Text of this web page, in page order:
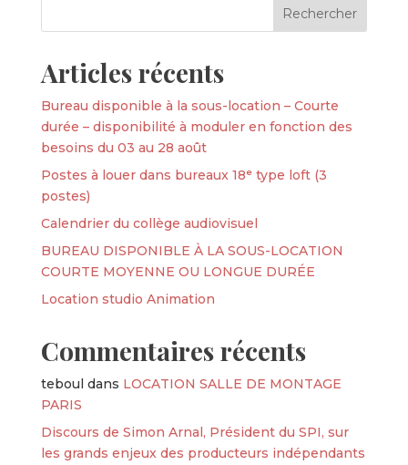
Articles récents
Bureau disponible à la sous-location – Courte
durée – disponibilité à moduler en fonction des
besoins du 03 au 28 août
Postes à louer dans bureaux 18ᵉ type loft (3
postes)
Calendrier du collège audiovisuel
BUREAU DISPONIBLE À LA SOUS-LOCATION
COURTE MOYENNE OU LONGUE DURÉE
Location studio Animation
Commentaires récents
teboul dans LOCATION SALLE DE MONTAGE
PARIS
Discours de Simon Arnal, Président du SPI, sur
les grands enjeux des producteurs indépendants